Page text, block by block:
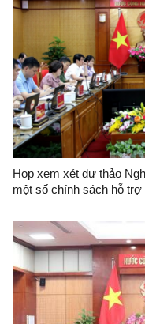
Họp xem xét dự thảo
một số chính sách hỗ